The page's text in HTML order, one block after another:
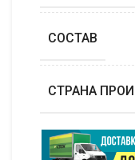
СОСТАВ
СТРАНА